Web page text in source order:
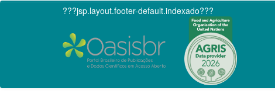
???jsp.layout.footer-default.indexado???